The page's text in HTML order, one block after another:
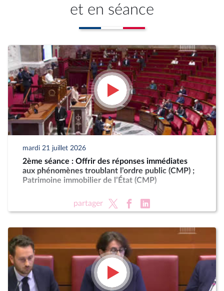
et en séance
mardi 21 juillet 2026
2ème séance : Offrir des réponses immédiates
aux phénomènes troublant l’ordre public (CMP) ;
Patrimoine immobilier de l’État (CMP)
partager